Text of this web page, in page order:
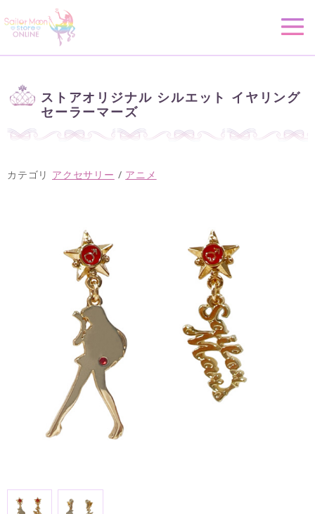
ストアオリジナル シルエット イヤリング
セーラーマーズ
カテゴリ アクセサリー / アニメ